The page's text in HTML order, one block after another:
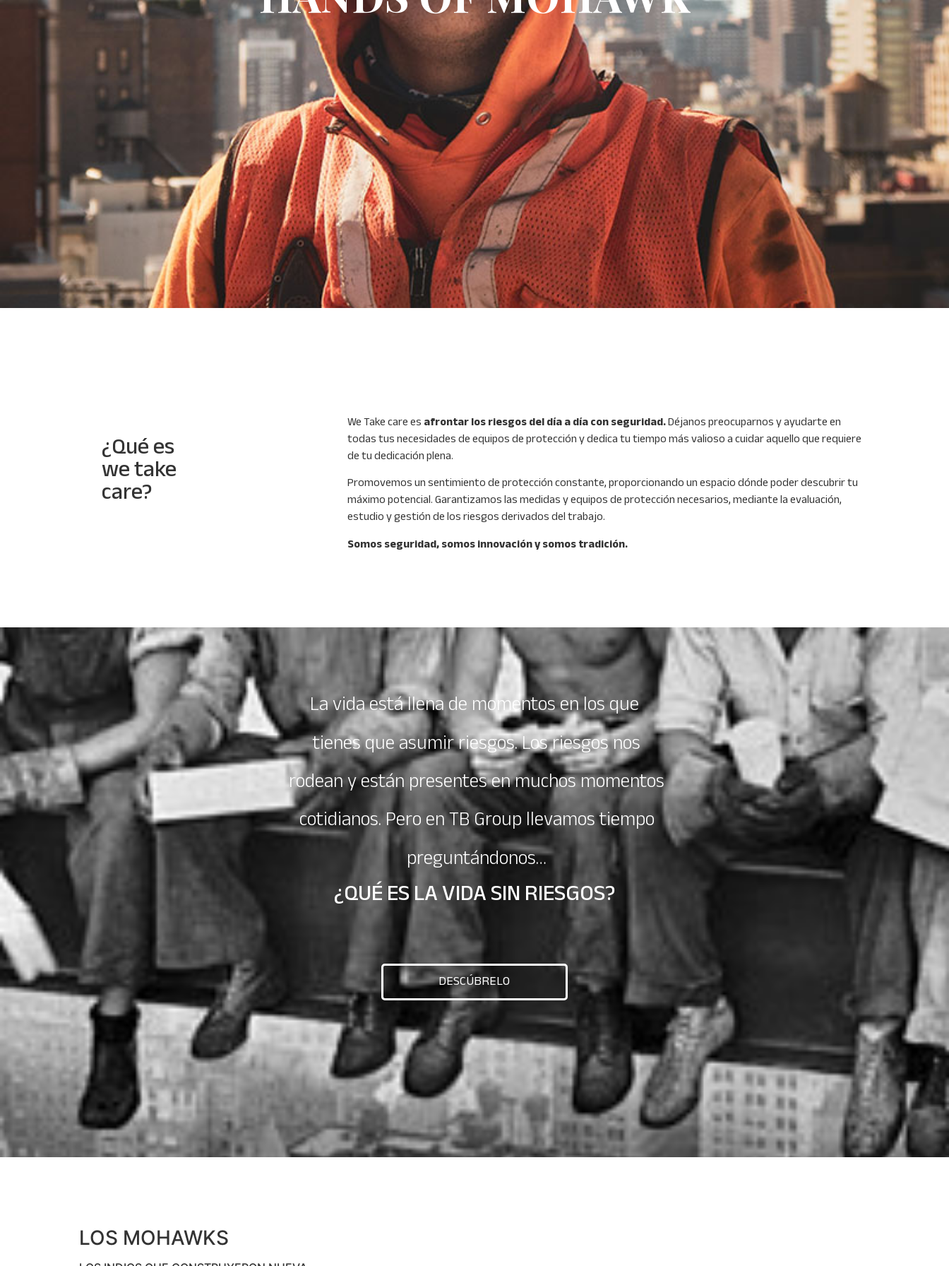
More About Us
¿Qué es
we take
care?
We Take care es afrontar los riesgos del día a día con seguridad.Déjanos preocuparnos y ayudarte en
todas tus necesidades de equipos de protección y dedica tu tiempo más valioso a cuidar aquello que requiere
de tu dedicación plena.
Promovemos un sentimiento de protección constante, proporcionando un espacio dónde poder descubrir tu
máximo potencial. Garantizamos las medidas y equipos de protección necesarios, mediante la evaluación,
estudio y gestión de los riesgos derivados del trabajo.
Somos seguridad, somos innovación y somos tradición.
La vida está llena de momentos en los que
tienes que asumir riesgos. Los riesgos nos
rodean y están presentes en muchos momentos
cotidianos. Pero en TB Group llevamos tiempo
preguntándonos…
¿QUÉ ES LA VIDA SIN RIESGOS?
DESCÚBRELO
LOS MOHAWKS